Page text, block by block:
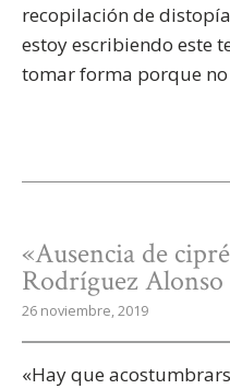
recopilación de
estoy escribiendo este
tomar forma porque
«Ausencia de
Rodríguez Alonso
26 noviembre, 2019
«Hay que